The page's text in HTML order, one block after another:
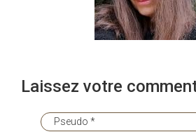
Laissez votre